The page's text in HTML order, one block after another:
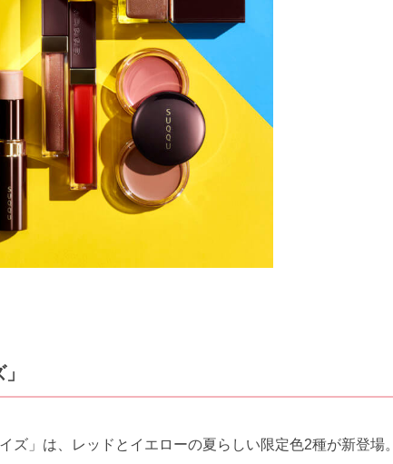
ズ」は、レッドとイエローの夏らしい限定色2種が新登場。